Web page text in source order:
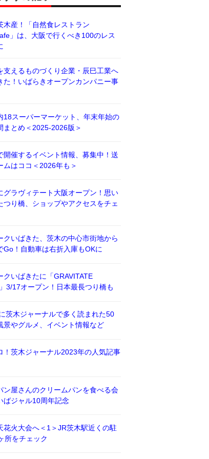
木産！「自然食レストラン
」は、大阪で行くべき100のレス
支えるものづくり企業・辰巳工業へ
た！いばらきオープンカンパニー事
18スーパーマーケット、年末年始の
まとめ＜2025-2026版＞
開催するイベント情報、募集中！送
ムはココ＜2026年も＞
グラヴィテート大阪オープン！思い
つり橋、ショップやアクセスをチェ
クいばきた、茨木の中心市街地から
Go！自動車は右折入庫もOKに
クいばきたに「GRAVITATE
3/17オープン！日本最長つり橋も
茨木ジャーナルで多く読まれた50
景やグルメ、イベント情報など
！茨木ジャーナル2023年の人気記事
ン屋さんのクリームパンを食べる会
ばジャル10周年記念
花火大会へ＜1＞JR茨木駅近くの駐
所をチェック